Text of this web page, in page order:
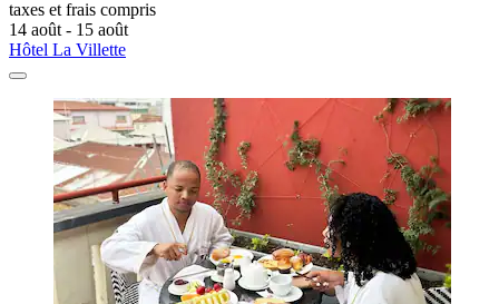
taxes et frais compris
14 août - 15 août
Hôtel La Villette